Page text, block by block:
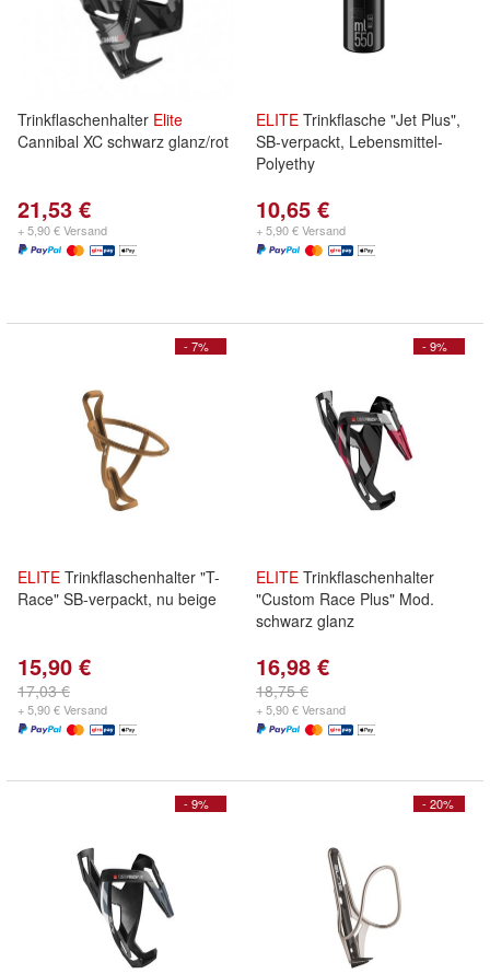
Trinkflaschenhalter Elite
Cannibal XC schwarz glanz/rot
21,53 €
+ 5,90 € Versand
ELITE Trinkflasche "Jet Plus",
SB-verpackt, Lebensmittel-
Polyethy
10,65 €
+ 5,90 € Versand
- 7%
ELITE Trinkflaschenhalter "T-
Race" SB-verpackt, nu beige
15,90 €
17,03 €
+ 5,90 € Versand
- 9%
ELITE Trinkflaschenhalter
"Custom Race Plus" Mod.
schwarz glanz
16,98 €
18,75 €
+ 5,90 € Versand
- 9% - 20%